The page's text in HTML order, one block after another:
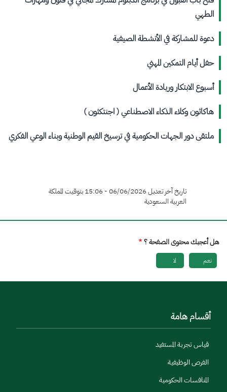
الطهي
دعوة للمشاركة في الأنشطة الصيفية
حفل أيام التمكين المهني
أسبوع الابتكار وريادة الأعمال
هاكاثون وكلاء الذكاء الاصطناعي ( اجنتكثون⁩ )
ملتقى دور الجهات الحكومية في ترسيخ القيم الوطنية وبناء الوعي الفكري
تاريخ آخر تعديل 06/06/2026 - 15:06 بتوقيت المملكة
العربية السعودية
هل أعجبك محتوى الصفحة ؟
نعم لا
أقسام هامة
قياس تجربة المستفيد
الفرص الوظيفية
المنافسات الحكومية